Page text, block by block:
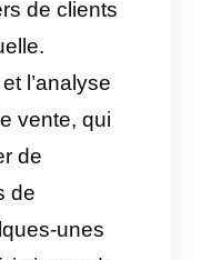
toujours
ce
option pour les
avoir une
les données.